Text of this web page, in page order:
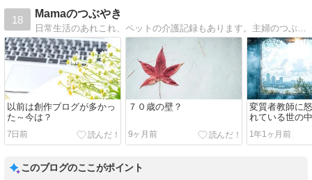
18
Mamaのつぶやき
以前は創作ブログが多かっ
た～今は？
7日前
７０歳の壁？
9ヶ月前
変質者教師に
れている世の中
1年1ヶ月前
このブログのここがポイント